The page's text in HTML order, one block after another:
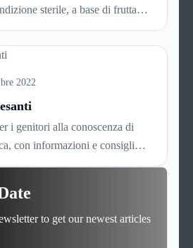
sterile, a base di frutta,
pronti per l’uso.
le sostanze scelte
di omogeneizzazione
dal delicato stomaco dei
non oltre i dieci mesi di età.
2022
i genitori alla conoscenza di
con informazioni e consigli
e le cause, leggerne i
e intervenire per
dei modi
to get our newest articles